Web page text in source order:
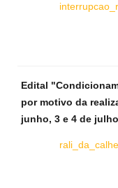
Edital
por motivo da
junho, 3 e 4 de